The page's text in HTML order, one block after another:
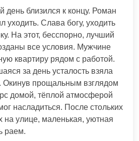
день близился к концу. Роман
уходить. Слава богу, уходить
На этот, бесспорно, лучший
все условия. Мужчине
квартиру рядом с работой.
за день усталость взяла
Окинув прощальным взглядом
домой, тёплой атмосферой
насладиться. После стольких
на улице, маленькая, уютная
раем.